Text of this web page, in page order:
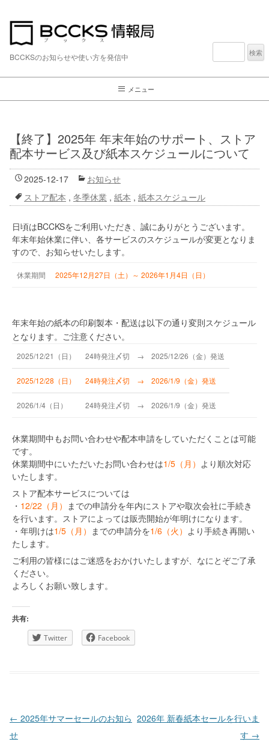
BCCKSのお知らせや使い方を発信中
検
メニュー
【終了】2025年 年末年始のサポート、ストア
配本サービス及び紙本スケジュールについて
2025-12-17
お知らせ
ストア配本 , 冬季休業 , 紙本 , 紙本スケジュール
日頃はBCCKSをご利用いただき、誠にありがとうございます。
年末年始休業に伴い、各サービスのスケジュールが変更となりま
すので、お知らせいたします。
休業期間 2025年12月27日（土）～ 2026年1月4日（日）
年末年始の紙本の印刷製本・配送は以下の通り変則スケジュール
となります。ご注意ください。
2025/12/21（日） 24時発注〆切 → 2025/12/26（金）発送
2025/12/28（日） 24時発注〆切 → 2026/1/9（金）発送
2026/1/4（日） 24時発注〆切 → 2026/1/9（金）発送
休業期間中もお問い合わせや配本申請をしていただくことは可能
です。
休業期間中にいただいたお問い合わせは1/5（月） より順次対応
いたします。
ストア配本サービスについては
・ 12/22（月） までの申請分を年内にストアや取次会社に手続き
を行います。ストアによっては販売開始が年明けになります。
・年明けは1/5（月） までの申請分を1/6（火） より手続き再開い
たします。
ご利用の皆様にはご迷惑をおかけいたしますが、なにとぞご了承
ください。
よろしくお願い致します。
共有:
Twitter Facebook
投稿ナビゲーション
← 2025年サマーセールのお知ら
せ
2026年 新春紙本セールを行いま
す →